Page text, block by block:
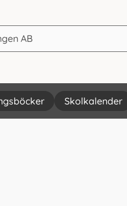
Skolkalender